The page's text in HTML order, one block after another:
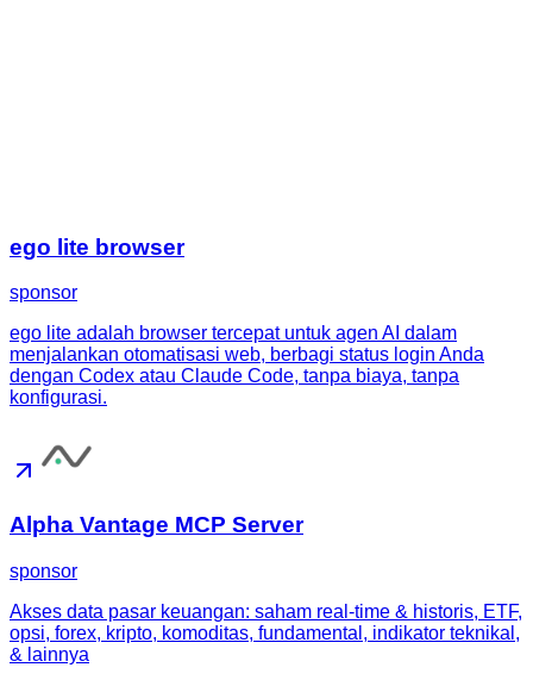
ego lite browser
sponsor
ego lite adalah browser tercepat untuk agen AI dalam
menjalankan otomatisasi web, berbagi status login Anda
dengan Codex atau Claude Code, tanpa biaya, tanpa
konfigurasi.
Alpha Vantage MCP Server
sponsor
Akses data pasar keuangan: saham real-time & historis, ETF,
opsi, forex, kripto, komoditas, fundamental, indikator teknikal,
& lainnya